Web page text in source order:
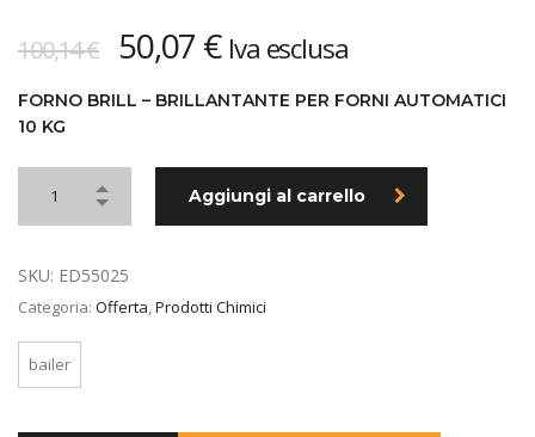
100,14€ Il
prezzo
originale
100,14 €.
50,07 €Il
attuale
50,07 €.
Iva esclusa
FORNO BRILL – BRILLANTANTE PER FORNI AUTOMATICI
10 KG
Aggiungi al carrello
SKU: ED55025
Categoria: Offerta,Prodotti Chimici
bailer